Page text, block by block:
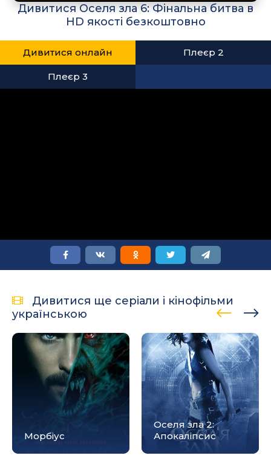
Дивитися Оселя зла 6: Фінальна битва в
HD якості безкоштовно
Дивитися онлайн Плеєр 2
Плеєр 3
Дивитися ще серіали і кінофільми
українською
Морбіус
Оселя зла 2:
Апокалiпсис